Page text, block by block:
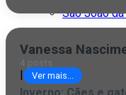
São João da
São Paulo
Vanessa
4 posts
| Ver mais...
Inverno: Cães e